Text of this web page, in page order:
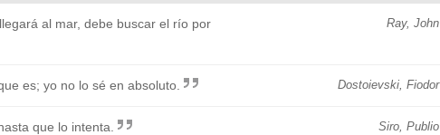
Ray, John
al mar, debe buscar el río por
Dostoievski, Fiodor
es; yo no lo sé en absoluto.
Siro, Publio
que lo intenta.